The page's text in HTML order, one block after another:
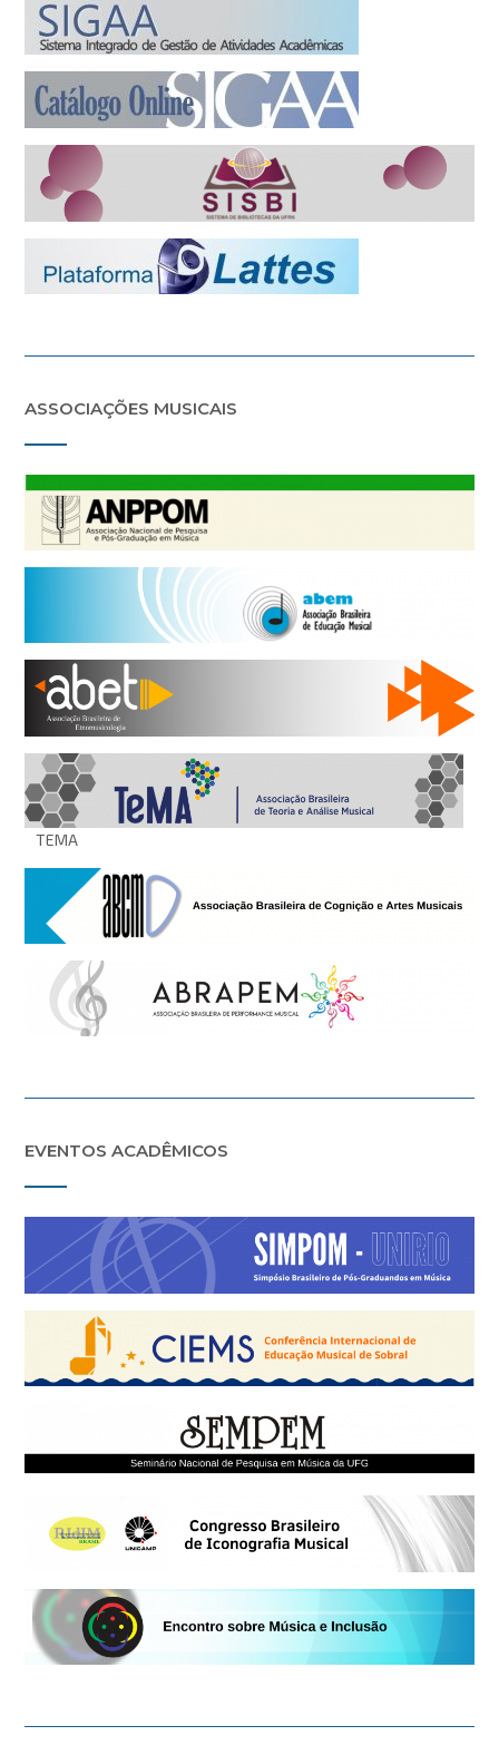
ASSOCIAÇÕES MUSICAIS
TEMA
EVENTOS ACADÊMICOS